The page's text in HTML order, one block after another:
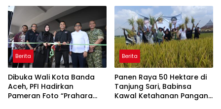
Tegineneng
HUT RI Tingkat Kecamatan
Berita
Dibuka Wali Kota Banda
Aceh, PFI Hadirkan
Pameran Foto “Prahara
Berita
Panen Raya 50 Hektare di
Tanjung Sari, Babinsa
Kawal Ketahanan Pangan